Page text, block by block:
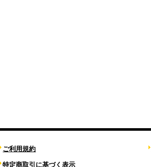
ご利用規約
特定商取引に基づく表示